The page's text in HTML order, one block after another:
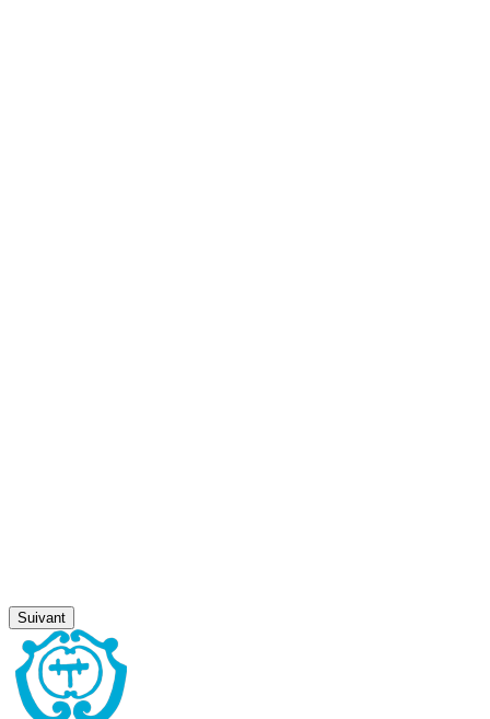
Suivant